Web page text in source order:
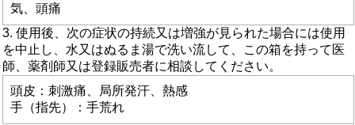
気、頭痛
3. 使用後、次の症状の持続又は増強が見られた場合には使用
を中止し、水又はぬるま湯で洗い流して、この箱を持って医
師、薬剤師又は登録販売者に相談してください。
頭皮：刺激痛、局所発汗、熱感
手（指先）：手荒れ